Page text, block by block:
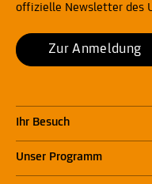
offizielle Newsletter des
Zur Anmeldung
Ihr Besuch
Unser Programm